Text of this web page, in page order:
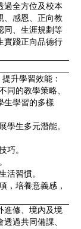
過全方位及校本
、感恩、正向教
同、生涯規劃等
實踐正向品德行
升學習效能：
的教學策略、
生學習的多樣
生多元潛能。
。
習慣。
培養意義感，
進修、境內及境
過共同備課、